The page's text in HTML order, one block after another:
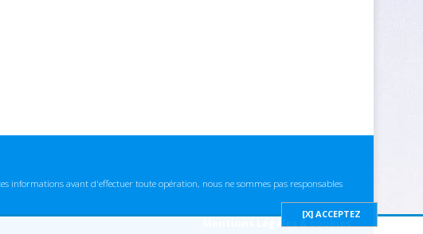
informations avant d'effectuer toute opération, nous ne sommes pas responsables
Mentions Légales & cookies